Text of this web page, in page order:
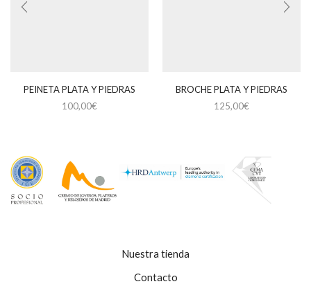
PEINETA PLATA Y PIEDRAS
100,00€
BROCHE PLATA Y PIEDRAS
125,00€
Nuestra tienda
Contacto